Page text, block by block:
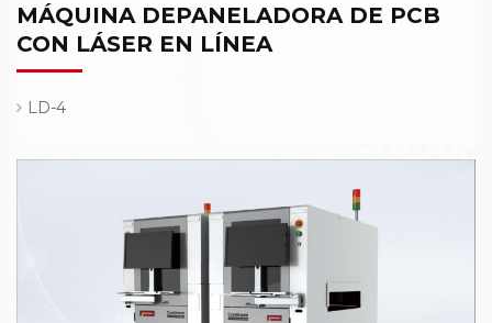
MÁQUINA DEPANELADORA DE PCB
CON LÁSER EN LÍNEA
LD-4